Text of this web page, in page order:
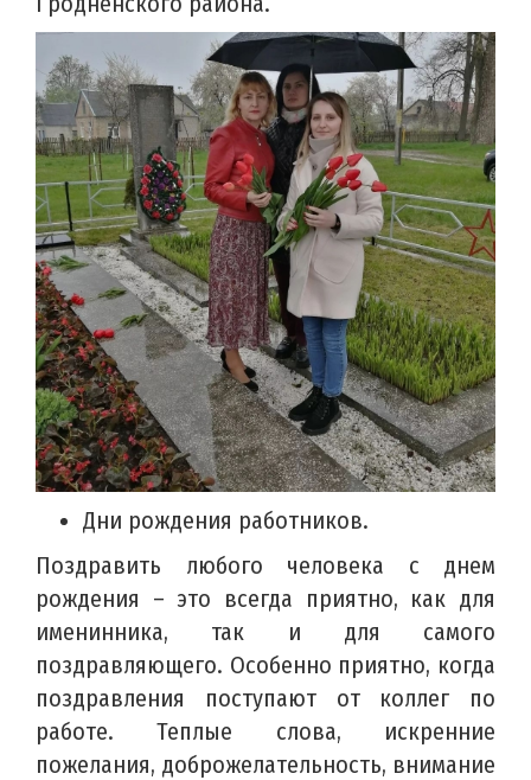
Дни рождения работников.
Поздравить любого человека с днем
рождения – это всегда приятно, как для
именинника, так и для самого
поздравляющего. Особенно приятно, когда
поздравления поступают от коллег по
работе. Теплые слова, искренние
пожелания, доброжелательность, внимание